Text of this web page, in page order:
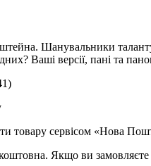
Шанувальники
Ваші версії, пані та
товару сервісом «Нова
Якщо ви